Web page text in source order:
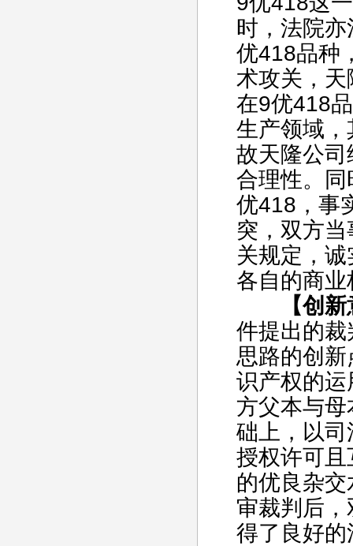
时，法院
优418品种
术攻关，
在9优418
生产领域
故天隆公
合理性。
优418，事
突，双方
关规定，
各自的商
【创
件提出的
思路的创
识产权的
方父本与
础上，以
授权许可
的优良杂
审裁判后
得了良好